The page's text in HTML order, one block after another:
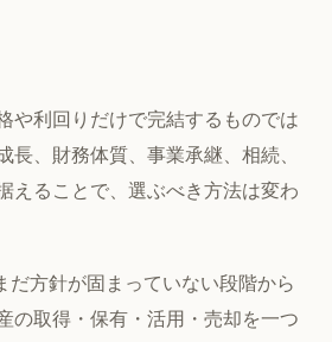
や利回りだけで完結するものでは
長、財務体質、事業承継、相続、
えることで、選ぶべき方法は変わ
だ方針が固まっていない段階から
の取得・保有・活用・売却を一つ